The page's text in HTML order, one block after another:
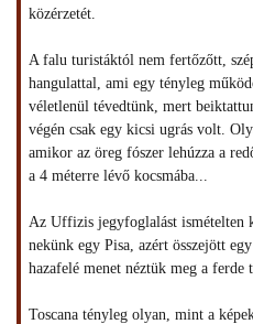
közérzetét.
A falu turistáktól nem fertőzőtt,
hangulattal, ami egy tényleg
véletlenül tévedtünk, mert
végén csak egy kicsi ugrás volt.
amikor az öreg fószer lehúzza a
a 4 méterre lévő kocsmába...
Az Uffizis jegyfoglalást
nekünk egy Pisa, azért összejött
hazafelé menet néztük meg a ferde
Toscana tényleg olyan, mint a